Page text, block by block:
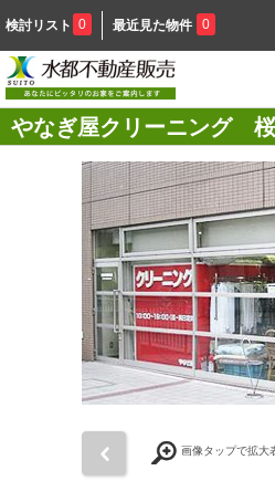
検討リスト 0 最近見た物件 0
やなぎ屋クリーニング
画像タップで拡大